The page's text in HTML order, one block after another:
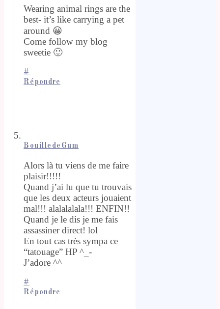
Wearing animal rings are the
best- it’s like carrying a pet
around 😀
Come follow my blog
sweetie 🙂
#
Répondre
BouilledeGum
Alors là tu viens de me faire
plaisir!!!!!
Quand j’ai lu que tu trouvais
que les deux acteurs jouaient
mal!!! alalalalala!!! ENFIN!!
Quand je le dis je me fais
assassiner direct! lol
En tout cas très sympa ce
“tatouage” HP ^_-
J’adore ^^
#
Répondre